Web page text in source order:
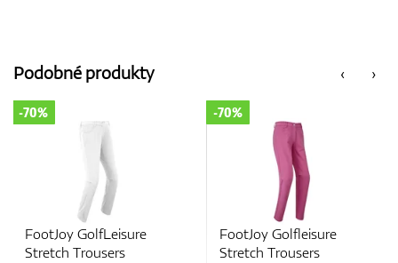
‹
Podobné produkty ›
FootJoy GolfLeisure
Stretch Trousers
-70%
FootJoy Golfleisure
Stretch Trousers
-70%